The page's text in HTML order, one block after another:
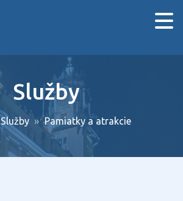
Služby
Služby Pamiatky a atrakcie